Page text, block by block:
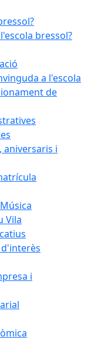
bressol?
a l'escola
de
aniversaris i
Vila
i